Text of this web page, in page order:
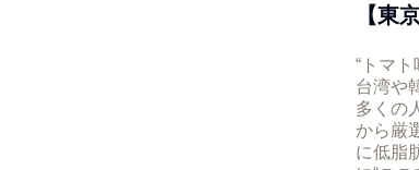
【東
“トマ
台湾や
多くの
から厳
に低脂